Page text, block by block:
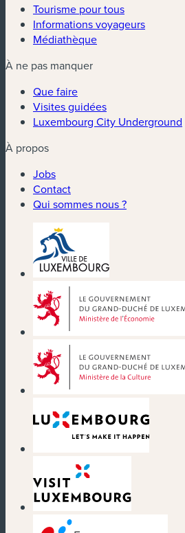
Tourisme pour tous
Informations voyageurs
Médiathèque
À ne pas manquer
Que faire
Visites guidées
Luxembourg City Underground
À propos
Jobs
Contact
Qui sommes nous ?